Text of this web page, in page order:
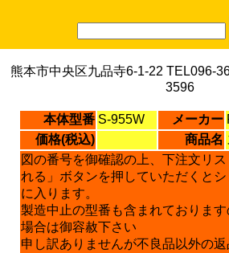
熊本市中央区九品寺6-1-22 TEL096-
3596
本体型番 S-955W メーカー
価格(税込)
商品名
図の番号を御確認の上、下注文リ
れる」ボタンを押していただくとシ
に入ります。
製造中止の型番も含まれておりま
場合は御容赦下さい
申し訳ありませんが不良品以外の